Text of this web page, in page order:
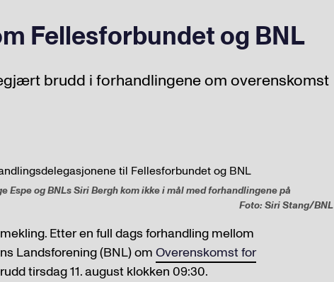
Fellesforbundet og BNL
brudd i forhandlingene om overenskomst
og BNLs Siri Bergh kom ikke i mål med forhandlingene på
Foto: Siri Stang/BNL
Etter en full dags forhandling mellom
Landsforening (BNL) omOverenskomst for
tirsdag 11. august klokken 09:30.